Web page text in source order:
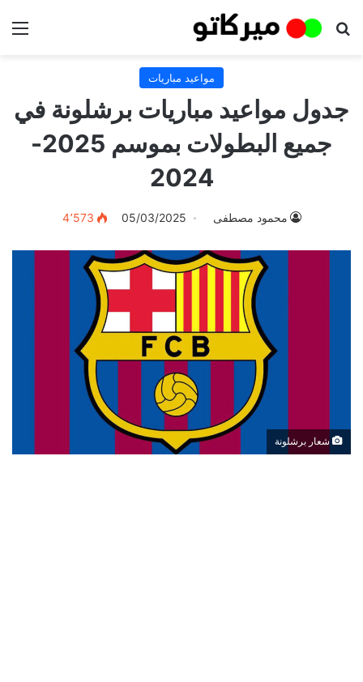
بحث عن
مواعيد مباريات
جدول مواعيد مباريات برشلونة في
جميع البطولات بموسم 2025-
2024
محمود مصطفى 05/03/2025 4٬573
شعار برشلونة